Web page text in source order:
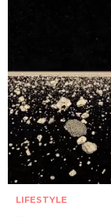
LIFESTYLE